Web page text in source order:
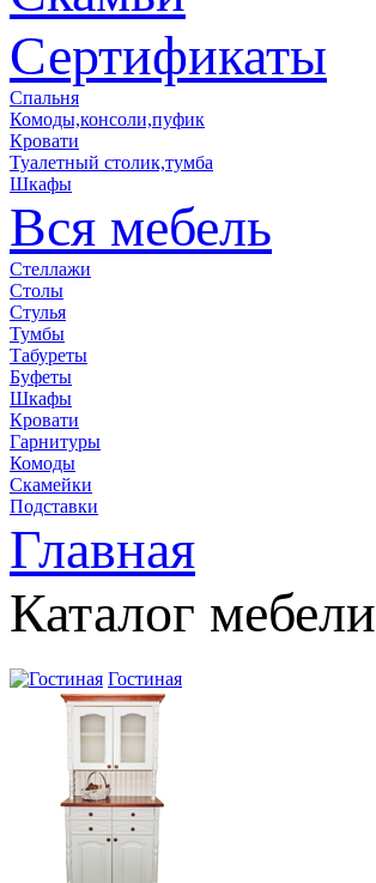
Сертификаты
Спальня
Комоды,консоли,пуфик
Кровати
Туалетный столик,тумба
Шкафы
Вся мебель
Стеллажи
Столы
Стулья
Тумбы
Табуреты
Буфеты
Шкафы
Кровати
Гарнитуры
Комоды
Скамейки
Подставки
Главная
Каталог мебели
Гостиная